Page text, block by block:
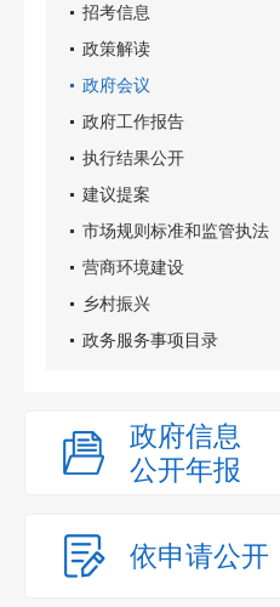
招考信息
政策解读
政府会议
政府工作报告
执行结果公开
建议提案
市场规则标准和监管执法
营商环境建设
乡村振兴
政务服务事项目录
政府信息
公开年报
依申请公开